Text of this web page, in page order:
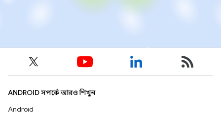
ANDROID সম্পর্কে আরও শিখুন
Android